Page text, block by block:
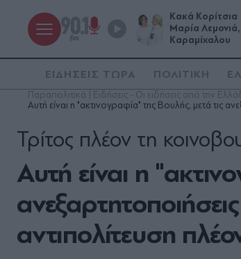
Κακά Κορίτσια
Μαρία
Καραμίχαλου
ΕΙΔΗΣΕΙΣ ΤΩΡΑ ΠΟΛΙΤΙΚΗ
Παραπολιτικά | Ειδήσεις - Οι ειδήσεις από την
Αυτή είναι η "ακτινογραφία" της Βουλής, μετά τις
Αυτή είναι η
αντιπολίτευση
Τρίτος πλέον τη